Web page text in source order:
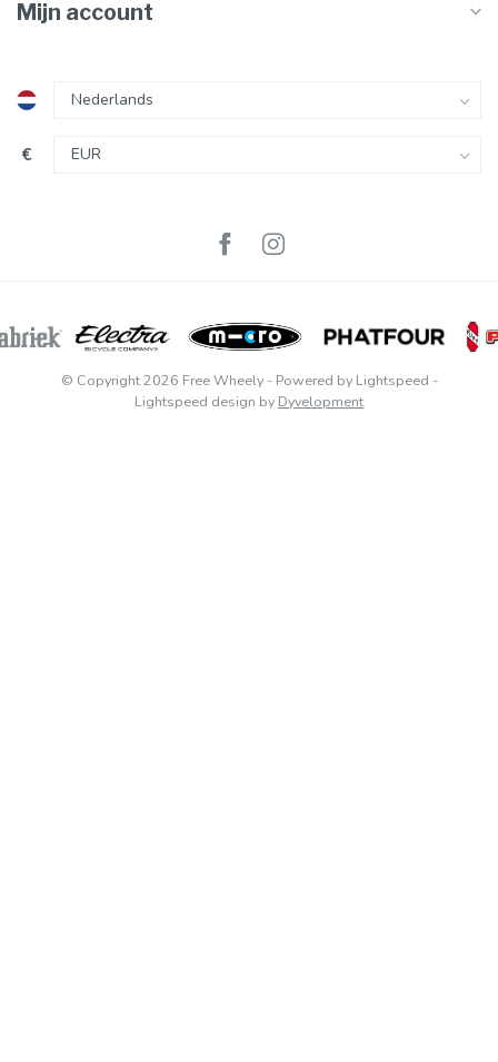
Mijn account
€
© Copyright 2026 Free Wheely- Powered by Lightspeed -
Lightspeed design by Dyvelopment